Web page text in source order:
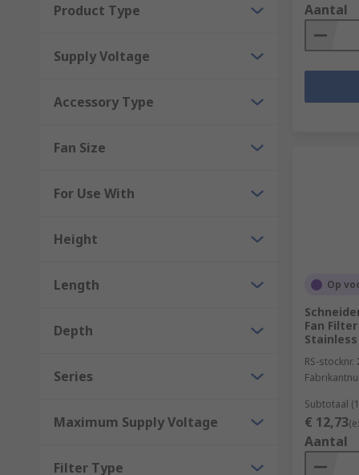
Product Type
Supply Voltage
Accessory Type
Fan Size
For Use With
Height
Length
Depth
Series
Maximum Supply Voltage
Filter Type
Aantal
Op
Fan
RS-stocknr.
Subtotaal
€ 12,73
Aantal